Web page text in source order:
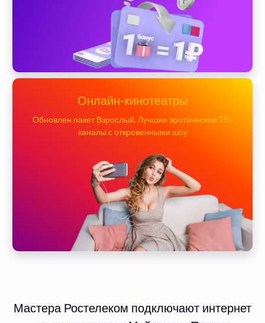
Онлайн-кинотеатры
Обновлен пакет Взрослый. Лучшие эротические ТВ-
каналы с откровенными шоу
Мастера Ростелеком подключают интернет